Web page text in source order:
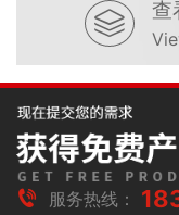
查
服务热线：